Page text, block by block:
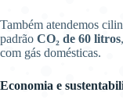
Também atendemos
padrão CO₂ de 60 litros
com gás domésticas.
Economia e